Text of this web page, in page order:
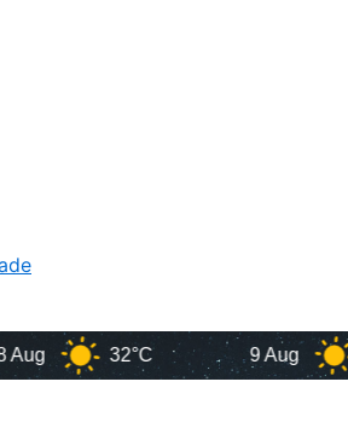
32°C 9 Aug 33°C